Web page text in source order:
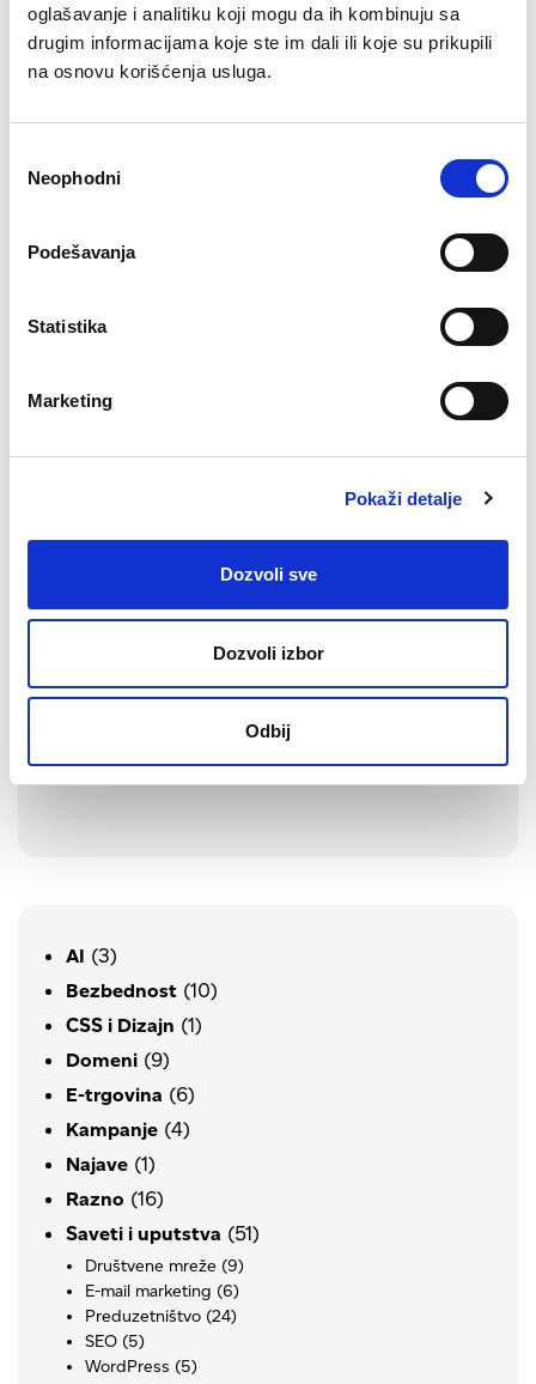
oglašavanje i analitiku koji mogu da ih kombinuju sa
drugim informacijama koje ste im dali ili koje su prikupili
na osnovu korišćenja usluga.
сагласности
Neophodni
Podešavanja
Statistika
Marketing
Pokaži detalje
Dozvoli sve
Dozvoli izbor
Odbij
Objavljeno u Društvene mreže , E-trgovina ,
Saveti i uputstva
Zašto je važno nadograditi PHP za
Da li su moji podaci bezbedni uz
Google Merchant Center za početnike
Bilteni – pametan način da povećate
prodaju
Šta je to webhosting? Evo kako to
objašnjavamo
AI (3)
Bezbednost (10)
CSS i Dizajn (1)
Domeni (9)
E-trgovina (6)
Kampanje (4)
Najave (1)
Razno (16)
Saveti i uputstva (51)
Društvene mreže (9)
E-mail marketing (6)
Preduzetništvo (24)
SEO (5)
WordPress (5)